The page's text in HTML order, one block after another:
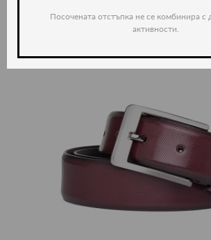
Ние
Посочената отстъпка не се комбинира с
активности.